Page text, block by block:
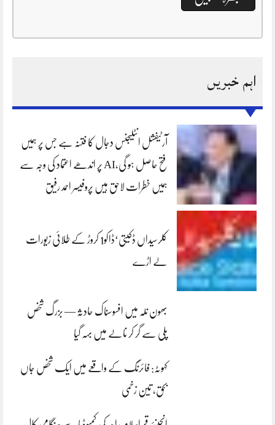
اہم خبریں
آرٹیفشل انٹلیجنس دجال کا فتنہ ہے جس پر ہمیں
فتح حاصل ہو گی،AI پر اندھے اعتماد کی وجہ سے
ہمیں خطرات لاحق ہیں پروفیسر احمد رفیق
کلرسیداں ڈکیتی‘ڈاکو1 کروڑ کے طلائی زیورات
لے اڑے
بھون نلہ میں افسوسناک حادثہ — بزرگ شخص
پلی سے گر کر نالے میں بہہ گیا
کہوٹہ: فائرنگ کے واقعے میں ایک شخص جاں
بحق، تین زخمی